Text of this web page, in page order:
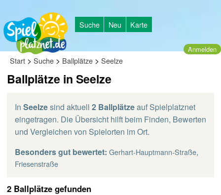
Suche Neu Karte
Anmelden
Start > Suche > Ballplätze > Seelze
Ballplätze in Seelze
In Seelzesind aktuell 2 Ballplätzeauf Spielplatznet
eingetragen. Die Übersicht hilft beim Finden, Bewerten
und Vergleichen von Spielorten im Ort.
Besonders gut bewertet: Gerhart-Hauptmann-Straße,
Friesenstraße
2 Ballplätze gefunden